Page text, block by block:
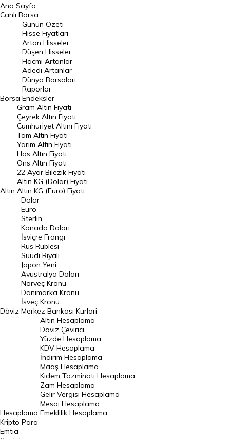
BIST 100 Hisseleri
En Çok Artan Hisseler
En Çok Düşen Hisseler
Hacmi Artanlar
Geçmiş Kapanışlar
Dünya Borsaları
Raporlar
Endeksler
DÖVİZ
Döviz Kuru
Dolar Kuru
Euro Kuru
Pound Kuru
Frank Kuru
Riyal Kuru
Avustralya Doları
Danimarka Kronu Kuru
Kanada Doları Kuru
Norveç Kronu Kuru
İsveç Kronu Kuru
Japon Yeni Kuru
Serbest Piyasa Döviz Kurları
Merkez Bankası Döviz Kurları
Altın Fiyatları
Gram Altın Fiyatı
Ana Sayfa
Canlı Borsa
Borsa
Günün Özeti
Hisse Fiyatları
Artan Hisseler
Düşen Hisseler
Hacmi Artanlar
Adedi Artanlar
Dünya Borsaları
Raporlar
Endeksler
Altın
Gram Altın Fiyatı
Çeyrek Altın Fiyatı
Cumhuriyet Altını Fiyatı
Tam Altın Fiyatı
Yarım Altın Fiyatı
Has Altın Fiyatı
Ons Altın Fiyatı
22 Ayar Bilezik Fiyatı
Altın KG (Dolar) Fiyatı
Altın KG (Euro) Fiyatı
Döviz
Dolar
Euro
Sterlin
Kanada Doları
İsviçre Frangı
Rus Rublesi
Suudi Riyali
Japon Yeni
Avustralya Doları
Norveç Kronu
Danimarka Kronu
İsveç Kronu
Merkez Bankası Kurlari
Hesaplama
Altın Hesaplama
Döviz Çevirici
Yüzde Hesaplama
KDV Hesaplama
İndirim Hesaplama
Maaş Hesaplama
Kıdem Tazminatı Hesaplama
Zam Hesaplama
Gelir Vergisi Hesaplama
Mesai Hesaplama
Emeklilik Hesaplama
Kripto Para
Emtia